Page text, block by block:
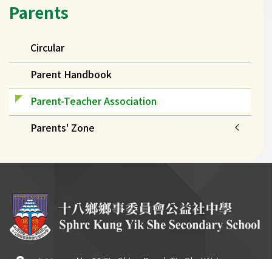
navigation
Parents
Circular
Parent Handbook
Parent-Teacher Association
Parents' Zone